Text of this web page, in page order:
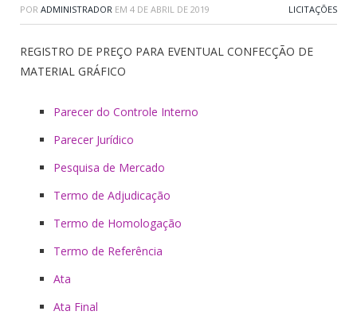
POR ADMINISTRADOR EM 4 DE ABRIL DE 2019 LICITAÇÕES
REGISTRO DE PREÇO PARA EVENTUAL CONFECÇÃO DE
MATERIAL GRÁFICO
Parecer do Controle Interno
Parecer Jurídico
Pesquisa de Mercado
Termo de Adjudicação
Termo de Homologação
Termo de Referência
Ata
Ata Final